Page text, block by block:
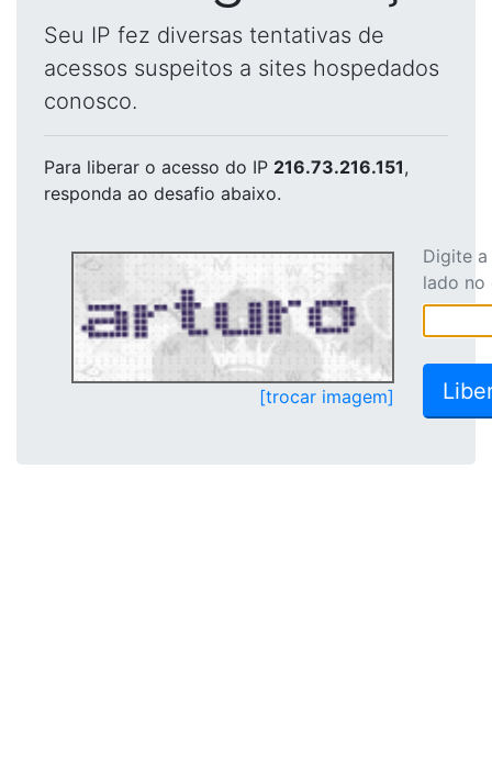
Seu IP fez diversas tentativas de
acessos suspeitos a sites hospedados
conosco.
Para liberar o acesso do IP 216.73.216.151,
responda ao desafio abaixo.
[trocar imagem]
Digite
lado no